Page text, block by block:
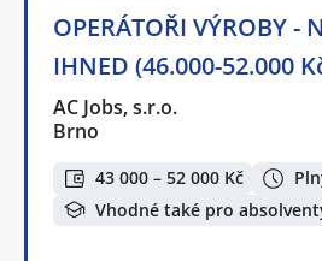
OPERÁTOŘI VÝROBY -
IHNED (46.000-52.000
AC Jobs, s.r.o.
Brno
43 000 – 52 000 Kč
Vhodné také pro